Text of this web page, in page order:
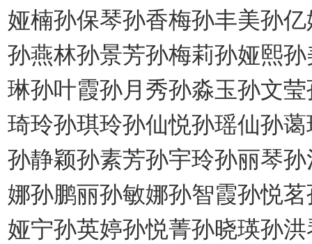
娅楠孙保琴孙香梅孙丰美孙
孙燕林孙景芳孙梅莉孙娅熙
琳孙叶霞孙月秀孙淼玉孙文
琦玲孙琪玲孙仙悦孙瑶仙孙
孙静颖孙素芳孙宇玲孙丽琴
娜孙鹏丽孙敏娜孙智霞孙悦
娅宁孙英婷孙悦菁孙晓瑛孙